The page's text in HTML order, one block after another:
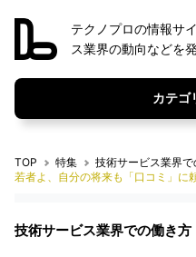
テクノプロの情報サ
ス業界の動向などを
カテゴ
TOP 特集
技術サービス業界
若者よ、自分の将来も「口コミ」に
技術サービス業界での働き方